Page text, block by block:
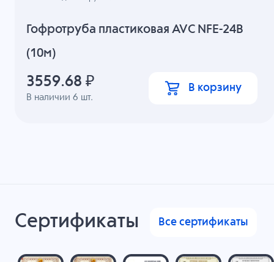
Гофротруба пластиковая AVC NFE-24B
(10м)
В наличии6 шт.
3559.68 ₽ В корзину
Сертификаты Все сертификаты